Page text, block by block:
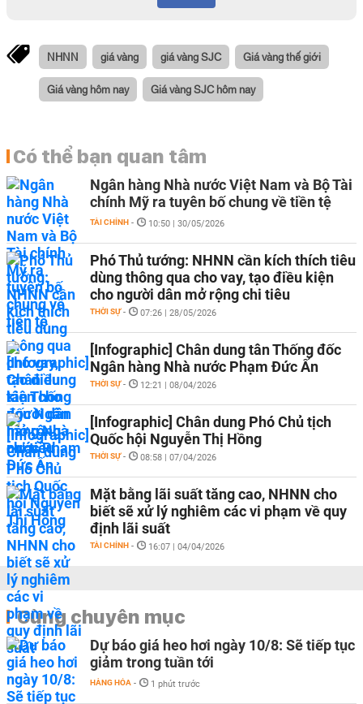
NHNN giá vàng giá vàng SJC Giá vàng thế giới
Giá vàng hôm nay Giá vàng SJC hôm nay
Có thể bạn quan tâm
Ngân hàng Nhà nước Việt Nam và Bộ Tài
chính Mỹ ra tuyên bố chung về tiền tệ
TÀI CHÍNH - 10:50 | 30/05/2026
Phó Thủ tướng: NHNN cần kích thích tiêu
dùng thông qua cho vay, tạo điều kiện
cho người dân mở rộng chi tiêu
THỜI SỰ - 07:26 | 28/05/2026
[Infographic] Chân dung tân Thống đốc
Ngân hàng Nhà nước Phạm Đức Ấn
THỜI SỰ - 12:21 | 08/04/2026
[Infographic] Chân dung Phó Chủ tịch
Quốc hội Nguyễn Thị Hồng
THỜI SỰ - 08:58 | 07/04/2026
Mặt bằng lãi suất tăng cao, NHNN cho
biết sẽ xử lý nghiêm các vi phạm về quy
định lãi suất
TÀI CHÍNH - 16:07 | 04/04/2026
Cùng chuyên mục
Dự báo giá heo hơi ngày 10/8: Sẽ tiếp tục
giảm trong tuần tới
HÀNG HÓA - 1 phút trước